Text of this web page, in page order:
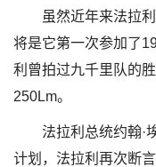
虽然近年来法拉
将是它第一次参加了
利曾拍过九千里队的
250Lm。
法拉利总统约翰·
计划，法拉利再次断